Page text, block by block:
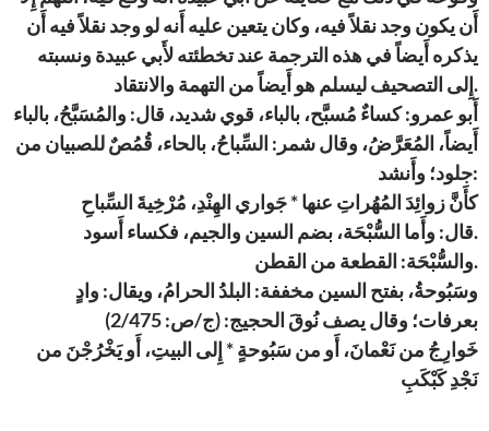
أَن يكون وجد نقلاً فيه، وكان يتعين عليه أَنه لو وجد نقلاً فيه أَن
يذكره أَيضاً في هذه الترجمة عند تخطئته لأَبي عبيدة ونسبته
إِلى التصحيف ليسلم هو أَيضاً من التهمة والانتقاد.
أَبو عمرو: كساءٌ مُسبَّح، بالباء، قوي شديد، قال: والمُسَبَّحُ، بالباء
أَيضاً، المُعَرَّضُ، وقال شمر: السِّباحُ، بالحاء، قُمُصٌ للصبيان من
جلود؛ وأَنشد:
كأَنَّ زوائِدَ المُهُراتِ عنها * جَواري الهِنْدِ، مُرْخِيةَ السِّباحِ
قال: وأَما السُّبْحَة، بضم السين والجيم، فكساء أَسود.
والسُّبْحَة: القطعة من القطن.
وسَبُوحةُ، بفتح السين مخففة: البلدُ الحرامُ، ويقال: وادٍ
بعرفات؛ وقال يصف نُوقَ الحجيج: (ج/ص: 2/475)
خَوارِجُ من نَعْمانَ، أَو من سَبُوحةٍ * إِلى البيتِ، أَو يَخْرُجْنَ من
نَجْدِ كَبْكَبِ